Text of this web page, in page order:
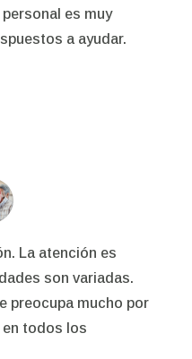
es muy
a ayudar.
La atención es
son variadas.
preocupa mucho por
en todos los